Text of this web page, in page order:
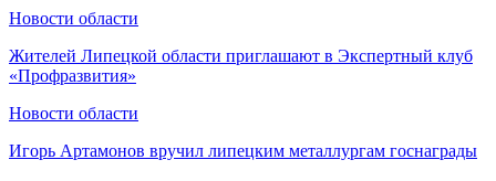
Новости области
Жителей Липецкой области приглашают в Экспертный клуб
«Профразвития»
Новости области
Игорь Артамонов вручил липецким металлургам госнаграды